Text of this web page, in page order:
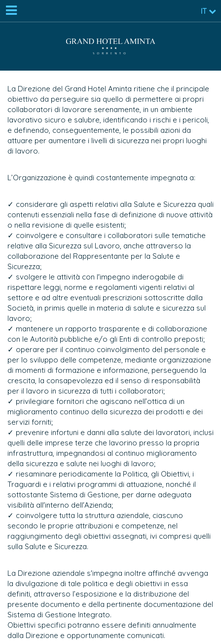
IT
La Direzione del Grand Hotel Aminta ritiene che il principale
obiettivo da perseguire sia quello di permettere ai propri
collaboratori di lavorare serenamente, in un ambiente
lavorativo sicuro e salubre, identificando i rischi e i pericoli,
e definendo, conseguentemente, le possibili azioni da
attuare per aumentare i livelli di sicurezza nei propri luoghi
di lavoro.
L’Organizzazione è quindi costantemente impegnata a:
✓ considerare gli aspetti relativi alla Salute e Sicurezza quali
contenuti essenziali nella fase di definizione di nuove attività
o nella revisione di quelle esistenti;
✓ coinvolgere e consultare i collaboratori sulle tematiche
relative alla Sicurezza sul Lavoro, anche attraverso la
collaborazione del Rappresentante per la Salute e
Sicurezza;
✓ svolgere le attività con l'impegno inderogabile di
rispettare leggi, norme e regolamenti vigenti relativi al
settore e ad altre eventuali prescrizioni sottoscritte dalla
Società, in primis quelle in materia di salute e sicurezza sul
lavoro;
✓ mantenere un rapporto trasparente e di collaborazione
con le Autorità pubbliche e/o gli Enti di controllo preposti;
✓ operare per il continuo coinvolgimento del personale e
per lo sviluppo delle competenze, mediante organizzazione
di momenti di formazione e informazione, perseguendo la
crescita, la consapevolezza ed il senso di responsabilità
per il lavoro in sicurezza di tutti i collaboratori;
✓ privilegiare fornitori che agiscano nell’ottica di un
miglioramento continuo della sicurezza dei prodotti e dei
servizi forniti;
✓ prevenire infortuni e danni alla salute dei lavoratori, inclusi
quelli delle imprese terze che lavorino presso la propria
infrastruttura, impegnandosi al continuo miglioramento
della sicurezza e salute nei luoghi di lavoro;
✓ riesaminare periodicamente la Politica, gli Obiettivi, i
Traguardi e i relativi programmi di attuazione, nonché il
sottostante Sistema di Gestione, per darne adeguata
visibilità all'interno dell'Azienda;
✓ coinvolgere tutta la struttura aziendale, ciascuno
secondo le proprie attribuzioni e competenze, nel
raggiungimento degli obiettivi assegnati, ivi compresi quelli
sulla Salute e Sicurezza.
La Direzione aziendale s'impegna inoltre affinché avvenga
la divulgazione di tale politica e degli obiettivi in essa
definiti, attraverso l’esposizione e la distribuzione del
presente documento e della pertinente documentazione del
Sistema di Gestione Integrato.
Obiettivi specifici potranno essere definiti annualmente
dalla Direzione e opportunamente comunicati.